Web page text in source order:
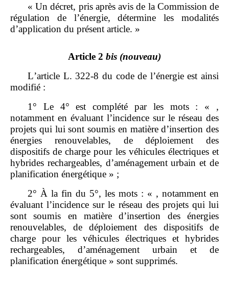
« Un décret, pris après avis de la Commission de
régulation de l’énergie, détermine les modalités
d’application du présent article. »
Article 2 bis (nouveau)
L’article L. 322‑8 du code de l’énergie est ainsi
modifié :
1° Le 4° est complété par les mots : « ,
notamment en évaluant l’incidence sur le réseau des
projets qui lui sont soumis en matière d’insertion des
énergies renouvelables, de déploiement des
dispositifs de charge pour les véhicules électriques et
hybrides rechargeables, d’aménagement urbain et de
planification énergétique » ;
2° À la fin du 5°, les mots : « , notamment en
évaluant l’incidence sur le réseau des projets qui lui
sont soumis en matière d’insertion des énergies
renouvelables, de déploiement des dispositifs de
charge pour les véhicules électriques et hybrides
rechargeables, d’aménagement urbain et de
planification énergétique » sont supprimés.